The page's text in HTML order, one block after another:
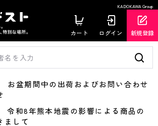
KADOKAWA Group
カート ログイン 新規登録
盆期間中の出荷およびお問い合わせ
和8年熊本地震の影響による商品の
まして